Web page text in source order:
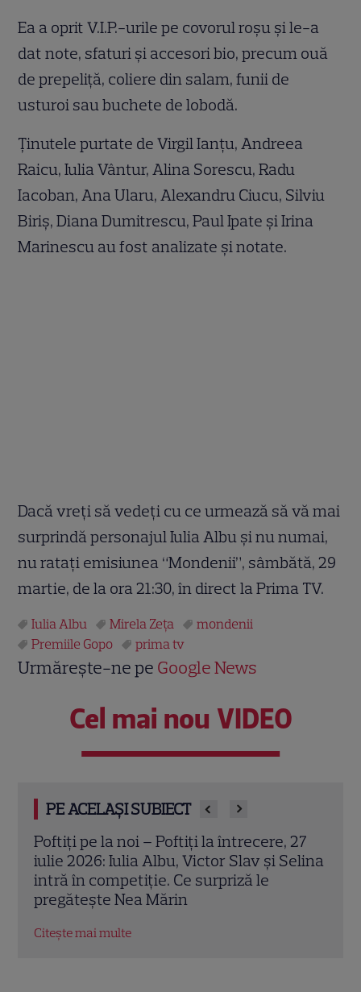
Ea a oprit V.I.P.-urile pe covorul roşu şi le-a
dat note, sfaturi şi accesori bio, precum ouă
de prepeliţă, coliere din salam, funii de
usturoi sau buchete de lobodă.
Ţinutele purtate de Virgil Ianţu, Andreea
Raicu, Iulia Vântur, Alina Sorescu, Radu
Iacoban, Ana Ularu, Alexandru Ciucu, Silviu
Biriş, Diana Dumitrescu, Paul Ipate şi Irina
Marinescu au fost analizate şi notate.
Dacă vreţi să vedeţi cu ce urmează să vă mai
surprindă personajul Iulia Albu şi nu numai,
nu rataţi emisiunea “Mondenii”, sâmbătă, 29
martie, de la ora 21:30, în direct la Prima TV.
Iulia Albu Mirela Zeţa
mondenii
Premiile Gopo
prima tv
Urmărește-ne pe Google News
Cel mai nou VIDEO
PE ACELAȘI SUBIECT
Ce seriale noi încep la TV în iulie 2026:
Can Yaman vine la PRO TV în „El Turco”,
iar AMC aduce noul sezon din „The
Walking Dead”
Citește mai multe